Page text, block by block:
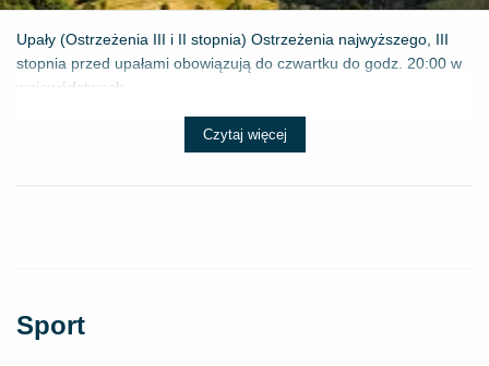
Upały (Ostrzeżenia III i II stopnia) Ostrzeżenia najwyższego, III
stopnia przed upałami obowiązują do czwartku do godz. 20:00 w
województwach...
Czytaj więcej
Sport